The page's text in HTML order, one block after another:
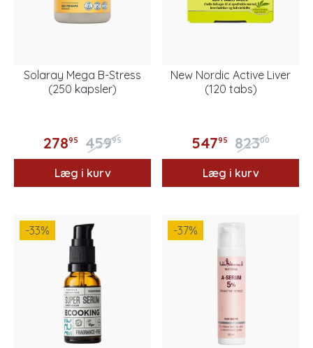
Solaray Mega B-Stress
(250 kapsler)
27895 45995
Læg i kurv
New Nordic Active Liver
(120 tabs)
54795 82300
Læg i kurv
-33% -37%